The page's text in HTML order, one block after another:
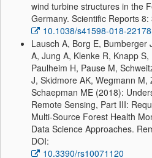
wind turbine structures in the
Germany. Scientific Reports
10.1038/s41598-018-
Lausch A, Borg E, Bumberger
A, Jung A, Klenke R, Knapp
Paulheim H, Pause M,
J, Skidmore AK, Wegmann M,
Schaepman ME (2018):
Remote Sensing, Part III:
Multi-Source Forest Health
Data Science Approaches.
DOI:
10.3390/rs10071120